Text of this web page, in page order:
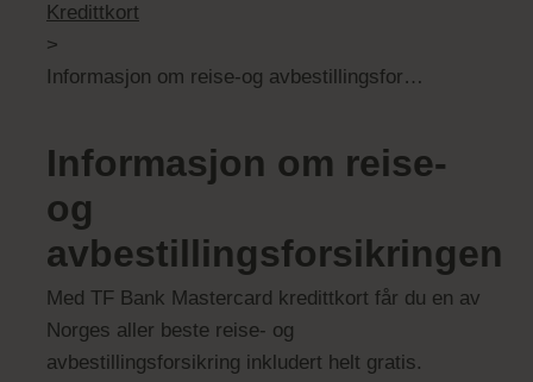
Kredittkort
>
Informasjon om reise-og avbestillingsforsikringen
Informasjon om reise-
og
avbestillingsforsikringen
Med TF Bank Mastercard kredittkort får du en av
Norges aller beste reise- og
avbestillingsforsikring inkludert helt gratis.